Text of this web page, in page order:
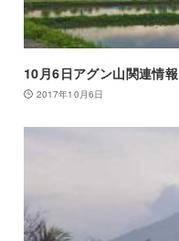
10月6日アグン山関連情報
2017年10月6日